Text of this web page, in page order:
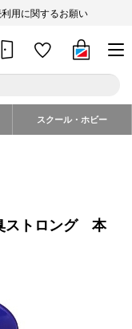
用に関するお願い
スクール・ホビー
ストロング 本